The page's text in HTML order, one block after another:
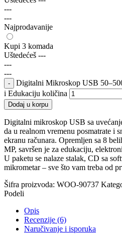
---
---
Najprodavanije
Kupi 3 komada
Uštedećeš ---
---
---
Digitalni Mikroskop USB
i Edukaciju količina
Dodaj u korpu
Digitalni mikroskop USB sa
da u realnom vremenu posmatrate i
ekranu računara. Opremljen sa 8
MP, savršen je za edukaciju,
U paketu se nalaze stalak, CD sa
mikrometar – sve što vam treba od
Šifra proizvoda: WOO-90737
Podeli
Opis
Recenzije (6)
Naručivanje i isporuka